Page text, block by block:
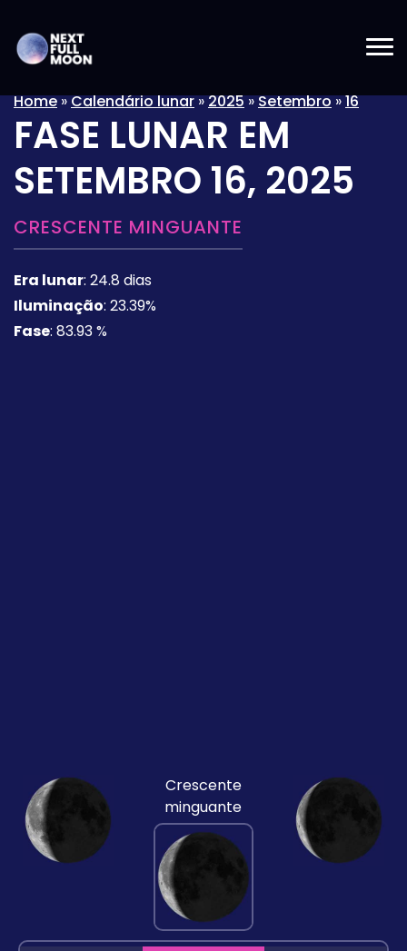
Home»Calendário lunar»2025»Setembro»16
FASE LUNAR EM
SETEMBRO 16, 2025
CRESCENTE MINGUANTE
Era lunar: 24.8 dias
Iluminação: 23.39%
Fase: 83.93 %
Crescente
minguante